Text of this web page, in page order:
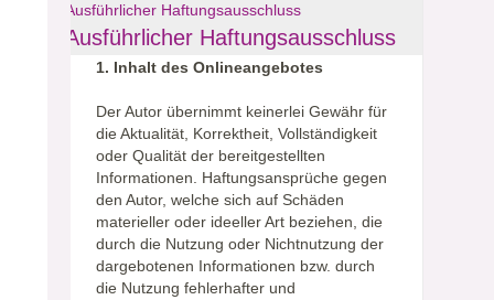
Ausführlicher Haftungsausschluss
Ausführlicher Haftungsausschluss
1. Inhalt des Onlineangebotes
Der Autor übernimmt keinerlei Gewähr für
die Aktualität, Korrektheit, Vollständigkeit
oder Qualität der bereitgestellten
Informationen. Haftungsansprüche gegen
den Autor, welche sich auf Schäden
materieller oder ideeller Art beziehen, die
durch die Nutzung oder Nichtnutzung der
dargebotenen Informationen bzw. durch
die Nutzung fehlerhafter und